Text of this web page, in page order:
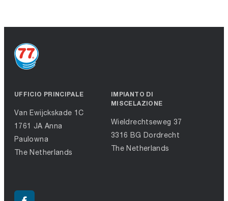
UFFICIO PRINCIPALE
Van Ewijckskade 1C
1761 JA Anna
Paulowna
The Netherlands
IMPIANTO DI
MISCELAZIONE
Wieldrechtseweg 37
3316 BG Dordrecht
The Netherlands